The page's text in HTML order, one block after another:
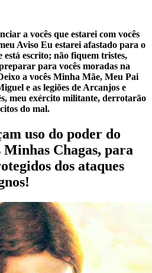
a vocês que estarei com vocês
Aviso Eu estarei afastado para o
escrito; não fiquem tristes,
para vocês moradas na
a vocês Minha Mãe, Meu Pai
e as legiões de Arcanjos e
meu exército militante, derrotarão
do mal.
uso do poder do
Minhas Chagas, para
dos ataques